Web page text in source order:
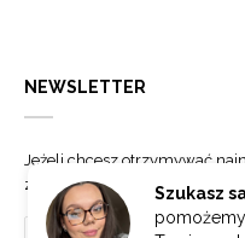
Szukasz
NEWSLETTER
Jeżeli chcesz otrzymywać
zapisz się do naszego